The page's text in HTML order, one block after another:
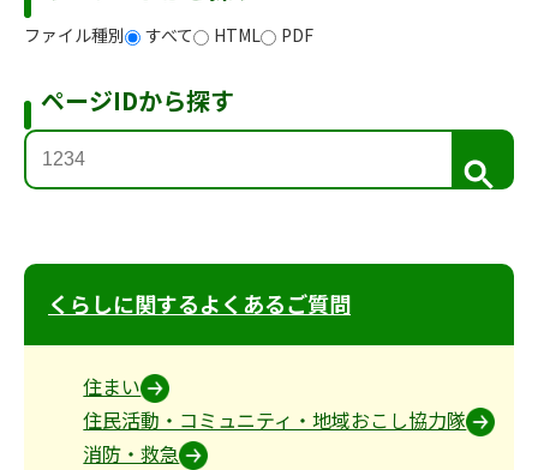
ファイル種別 すべて HTML PDF
ページIDから探す
検
索
くらしに関するよくあるご質問
住まい
住民活動・コミュニティ・地域おこし協力隊
消防・救急